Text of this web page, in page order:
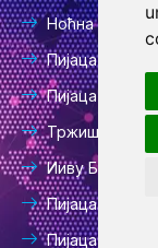
Ноћна пијаца
Пијаца чарапа
Пијаца
Тржиште
Ииву Божићна
Пијаца Ииву
Пијаца шалова